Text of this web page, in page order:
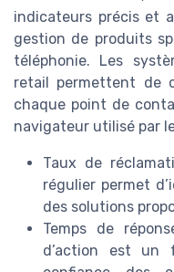
indicateurs précis et
gestion de produits
téléphonie. Les
retail permettent de
chaque point de
navigateur utilisé par
Taux de
régulier permet
des solutions
Temps de
d’action est un